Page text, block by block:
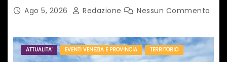
Ago 5, 2026 Redazione Nessun Commento
ATTUALITA' EVENTI VENEZIA E PROVINCIA TERRITORIO